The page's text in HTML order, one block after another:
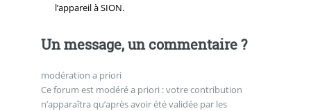
l’appareil à SION.
Un message, un commentaire ?
modération a priori
Ce forum est modéré a priori : votre contribution
n’apparaîtra qu’après avoir été validée par les